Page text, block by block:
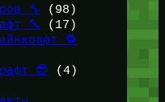
🔧
(98)
🔨
(17)
🔁
😎 (4)